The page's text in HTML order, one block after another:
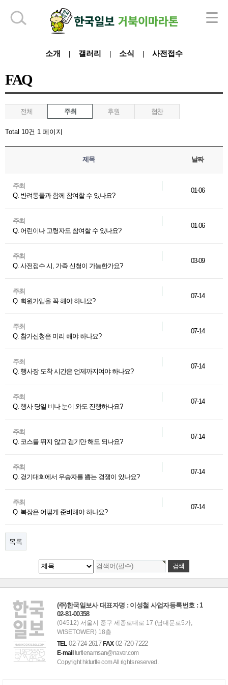
소개 갤러리 소식 사전접수
FAQ
전체 주최 후원 협찬
Total 10건 1 페이지
제목 날짜
주최
Q. 반려동물과 함께 참여할 수 있나요?
01-06
주최
Q. 어린이나 고령자도 참여할 수 있나요?
01-06
주최
Q. 사전접수 시, 가족 신청이 가능한가요?
03-09
주최
Q. 회원가입을 꼭 해야 하나요?
07-14
주최
Q. 참가신청은 미리 해야 하나요?
07-14
주최
Q. 행사장 도착 시간은 언제까지여야 하나요?
07-14
주최
Q. 행사 당일 비나 눈이 와도 진행하나요?
07-14
주최
Q. 코스를 뛰지 않고 걷기만 해도 되나요?
07-14
주최
Q. 걷기대회에서 우승자를 뽑는 경쟁이 있나요?
07-14
주최
Q. 복장은 어떻게 준비해야 하나요?
07-14
목록
하단 영역
(주)한국일보사 대표자명 : 이성철 사업자등록번호 : 1
02-81-00358
(04512) 서울시 중구 세종로대로 17 (남대문로5가,
WISETOWER) 18층
TEL02-724-2617FAX02-720-7222
E-mailturtlenamsan@naver.com
Copyright hkturtle.com All rights reserved.